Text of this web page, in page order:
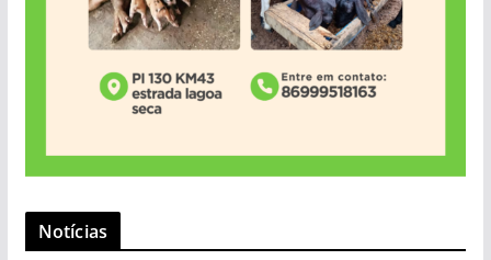
Notícias